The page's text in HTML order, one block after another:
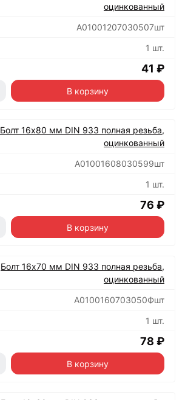
оцинкованный
А01001207030507шт
1 шт.
41 ₽
В корзину
Болт 16х80 мм DIN 933 полная резьба,
оцинкованный
А01001608030599шт
1 шт.
76 ₽
В корзину
Болт 16х70 мм DIN 933 полная резьба,
оцинкованный
А0100160703050Фшт
1 шт.
78 ₽
В корзину